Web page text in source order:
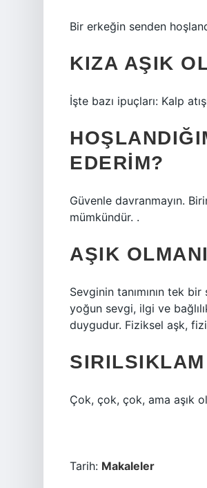
Bir erkeğin senden
KIZA AŞIK
İşte bazı ipuçları: Kalp
EDERIM?
Güvenle davranmayın.
mümkündür. .
AŞIK
Sevginin tanımının tek
yoğun sevgi, ilgi ve
duygudur. Fiziksel aşk,
Çok, çok, çok, ama aşık
Tarih: Makaleler